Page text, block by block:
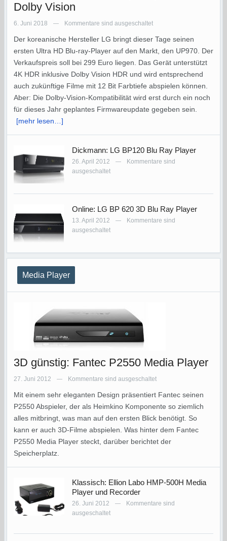
Dolby Vision
6. Juni 2018 — Kommentare sind ausgeschaltet
Der koreanische Hersteller LG bringt dieser Tage seinen
ersten Ultra HD Blu-ray-Player auf den Markt, den UP970. Der
Verkaufspreis soll bei 299 Euro liegen. Das Gerät unterstützt
4K HDR inklusive Dolby Vision HDR und wird entsprechend
auch zukünftige Filme mit 12 Bit Farbtiefe abspielen können.
Aber: Die Dolby-Vision-Kompatibilität wird erst durch ein noch
für dieses Jahr geplantes Firmwareupdate gegeben sein.
[mehr lesen…]
Dickmann: LG BP120 Blu Ray Player
26. April 2012 —
Kommentare sind
ausgeschaltet
Online: LG BP 620 3D Blu Ray Player
13. April 2012 —
Kommentare sind
ausgeschaltet
Media Player
3D günstig: Fantec P2550 Media Player
27. Juni 2012 — Kommentare sind ausgeschaltet
Mit einem sehr eleganten Design präsentiert Fantec seinen
P2550 Abspieler, der als Heimkino Komponente so ziemlich
alles mitbringt, was man auf den ersten Blick benötigt. So
kann er auch 3D-Filme abspielen. Was hinter dem Fantec
P2550 Media Player steckt, darüber berichtet der
Speicherplatz.
Klassisch: Ellion Labo HMP-500H Media
Player und Recorder
26. Juni 2012 —
Kommentare sind
ausgeschaltet